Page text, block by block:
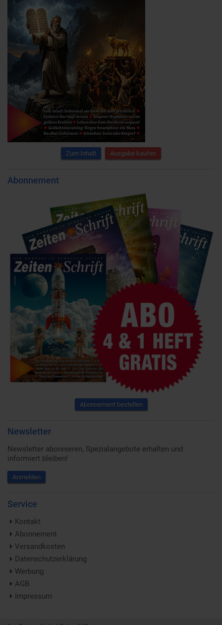
Zum Inhalt Ausgabe kaufen
Abonnement
Abonnement bestellen
Newsletter
Newsletter abonnieren, Spezialangebote erhalten und
informiert bleiben!
Anmelden
Service
Kontakt
Abonnement
Versandkosten
Datenschutzerklärung
Werbung
AGB
Impressum